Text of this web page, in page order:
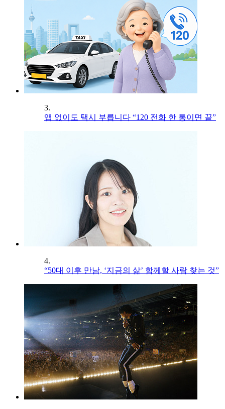
3.
앱 없이도 택시 부릅니다 “120 전화 한 통이면 끝”
4.
“50대 이후 만남, ‘지금의 삶’ 함께할 사람 찾는 것”